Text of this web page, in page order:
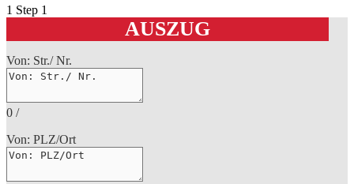
1 Step 1
AUSZUG
Von: Str./ Nr.
0 /
Von: PLZ/Ort